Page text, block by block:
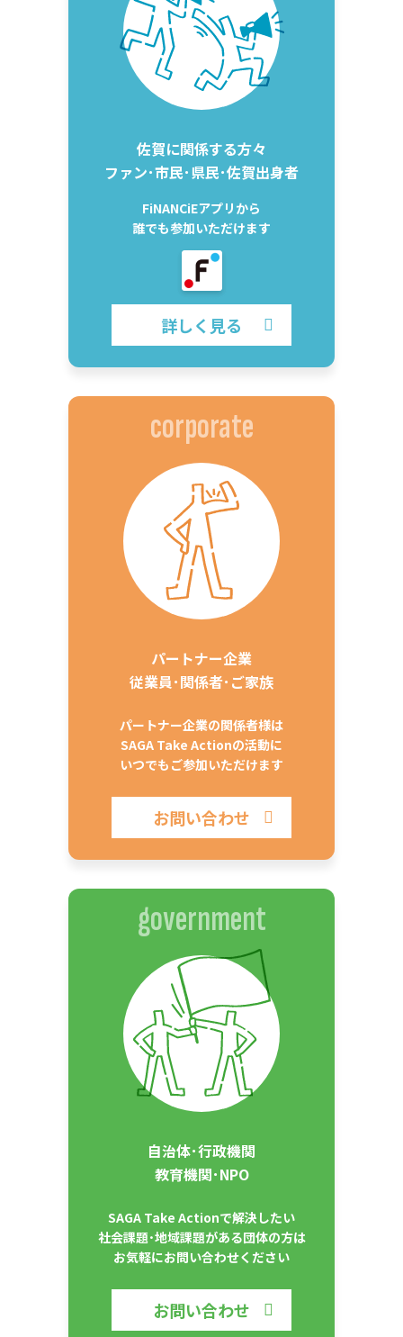
佐賀に関係する方々
ファン･市民･県民･佐賀出身者
FiNANCiEアプリから
誰でも参加いただけます
詳しく見る
corporate
パートナー企業
従業員･関係者･ご家族
パートナー企業の関係者様は
SAGA Take Actionの活動に
いつでもご参加いただけます
お問い合わせ
government
自治体･行政機関
教育機関･NPO
SAGA Take Actionで解決したい
社会課題･地域課題がある団体の方は
お気軽にお問い合わせください
お問い合わせ